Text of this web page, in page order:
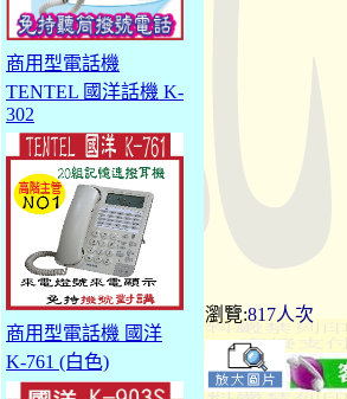
商用型電話機
TENTEL 國洋話機 K-
302
商用型電話機 國洋
K-761 (白色)
瀏覽:817人次